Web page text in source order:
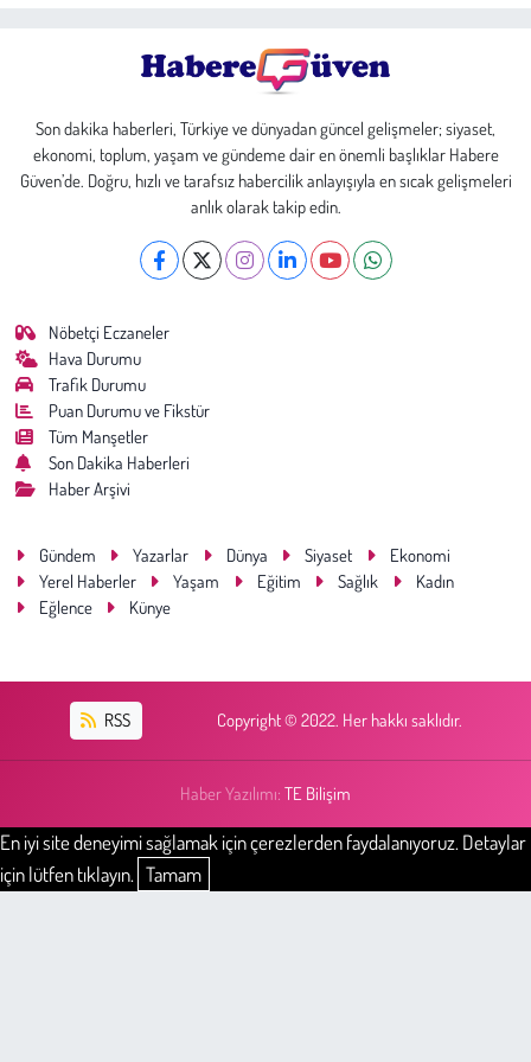
Son dakika haberleri, Türkiye ve dünyadan güncel gelişmeler; siyaset,
ekonomi, toplum, yaşam ve gündeme dair en önemli başlıklar Habere
Güven’de. Doğru, hızlı ve tarafsız habercilik anlayışıyla en sıcak gelişmeleri
anlık olarak takip edin.
Nöbetçi Eczaneler
Hava Durumu
Trafik Durumu
Puan Durumu ve Fikstür
Tüm Manşetler
Son Dakika Haberleri
Haber Arşivi
Gündem Yazarlar Dünya Siyaset
Ekonomi
Yerel Haberler
Yaşam Eğitim Sağlık
Kadın
Eğlence
Künye
RSS Copyright © 2022. Her hakkı saklıdır.
Haber Yazılımı: TE Bilişim
En iyi site deneyimi sağlamak için çerezlerden faydalanıyoruz. Detaylar
için lütfen tıklayın. Tamam